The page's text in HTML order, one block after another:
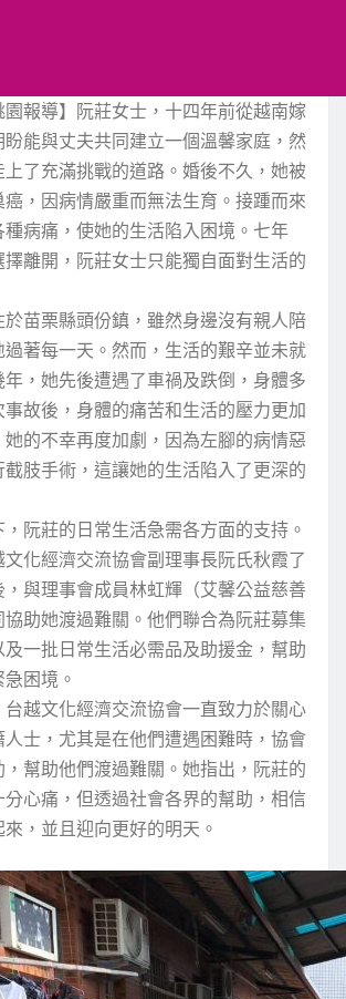
園報導】阮莊女士，十四年前從越南嫁
能與丈夫共同建立一個溫馨家庭，然
了充滿挑戰的道路。婚後不久，她被
，因病情嚴重而無法生育。接踵而來
病痛，使她的生活陷入困境。七年
離開，阮莊女士只能獨自面對生活的
於苗栗縣頭份鎮，雖然身邊沒有親人陪
著每一天。然而，生活的艱辛並未就
，她先後遭遇了車禍及跌倒，身體多
故後，身體的痛苦和生活的壓力更加
的不幸再度加劇，因為左腳的病情惡
肢手術，這讓她的生活陷入了更深的
阮莊的日常生活急需各方面的支持。
化經濟交流協會副理事長阮氏秋霞了
與理事會成員林虹輝（艾馨公益慈善
助她渡過難關。他們聯合為阮莊募集
一批日常生活必需品及助援金，幫助
困境。
越文化經濟交流協會一直致力於關心
士，尤其是在他們遭遇困難時，協會
幫助他們渡過難關。她指出，阮莊的
心痛，但透過社會各界的幫助，相信
，並且迎向更好的明天。